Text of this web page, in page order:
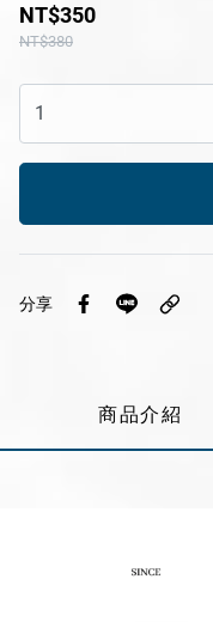
瑪咖朵披薩
品牌
服務/政策
Facebook
Line
NT$350
NT$380
分享
商品介紹